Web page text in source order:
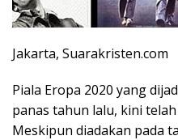
Jakarta, Suarakristen.com
Piala Eropa 2020 yang
panas tahun lalu, kini
Meskipun diadakan pada